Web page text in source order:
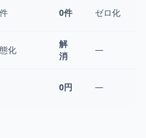
0件 ゼロ化
化
解
消
—
0円 —